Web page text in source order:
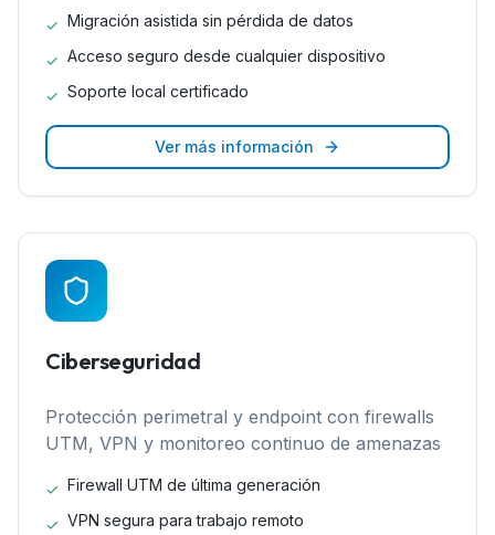
✓ Migración asistida sin pérdida de datos
✓ Acceso seguro desde cualquier dispositivo
✓ Soporte local certificado
Ver más información
Ciberseguridad
Protección perimetral y endpoint con firewalls
UTM, VPN y monitoreo continuo de amenazas
✓ Firewall UTM de última generación
✓ VPN segura para trabajo remoto